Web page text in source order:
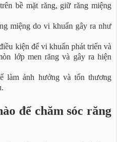
bề mặt răng, giữ răng miệng
miệng do vi khuẩn gây ra như
kiện để vi khuẩn phát triển và
lớp men răng và gây ra hiện
làm ảnh hưởng và tổn thương
để chăm sóc răng